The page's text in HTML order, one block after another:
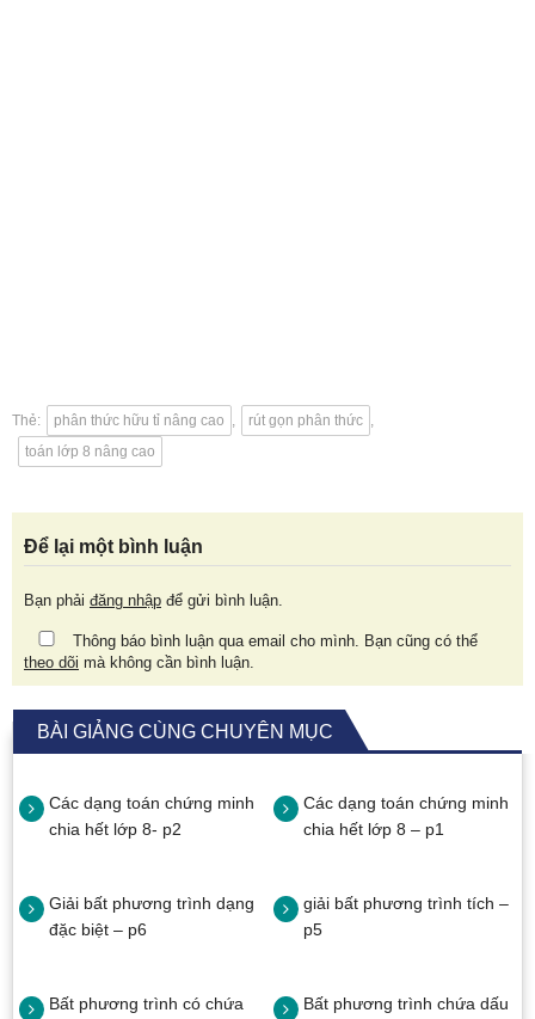
Thẻ: phân thức hữu tỉ nâng cao , rút gọn phân thức ,
toán lớp 8 nâng cao
Để lại một bình luận
Bạn phải đăng nhập để gửi bình luận.
Thông báo bình luận qua email cho mình. Bạn cũng có thể
theo dõi mà không cần bình luận.
BÀI GIẢNG CÙNG CHUYÊN MỤC
Các dạng toán chứng minh
chia hết lớp 8- p2
Các dạng toán chứng minh
chia hết lớp 8 – p1
Giải bất phương trình dạng
đặc biệt – p6
giải bất phương trình tích –
p5
Bất phương trình có chứa
Bất phương trình chứa dấu